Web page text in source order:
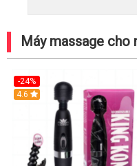
Máy massage cho
-24%
4.6